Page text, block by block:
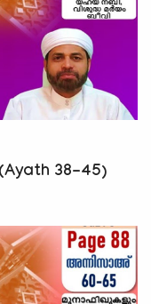
38-45)